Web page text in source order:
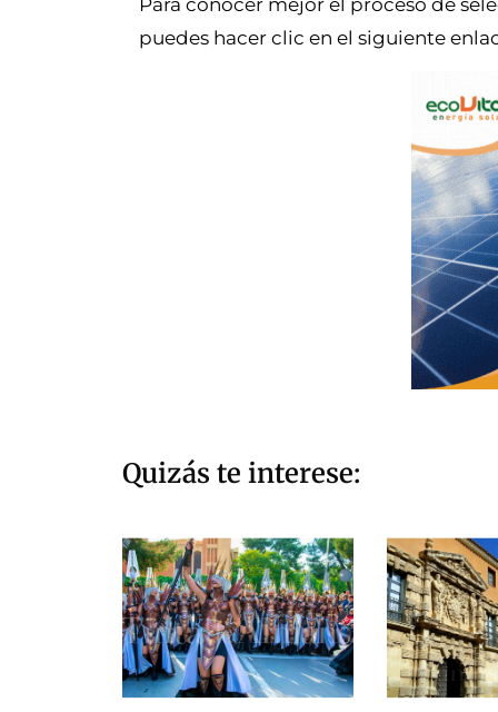
Para conocer mejor el proceso de
puedes hacer clic en el siguiente
Quizás te interese: